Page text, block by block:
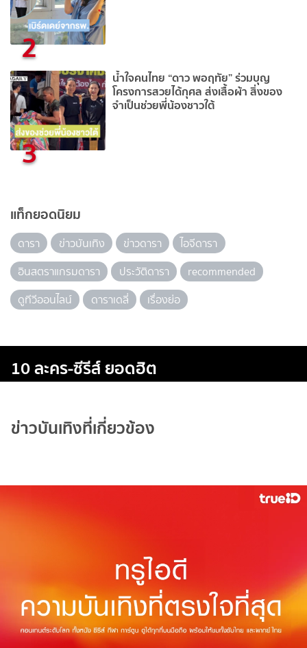
2
3
น้ำใจคนไทย “ดาว พอฤทัย” ร่วมบุญ
โครงการสวยได้กุศล ส่งเสื้อผ้า สิ่งของ
จำเป็นช่วยพี่น้องชาวใต้
แท็กยอดนิยม
ดารา ข่าวบันเทิง ข่าวดารา
ไอจีดารา
อินสตราแกรมดารา
ประวัติดารา
recommended
ดูทีวีออนไลน์
ดาราเดลี่ เรื่องย่อ
10 ละคร-ซีรีส์ ยอดฮิต
ข่าวบันเทิงที่เกี่ยวข้อง